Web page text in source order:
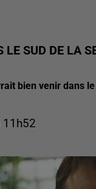
SUD DE LA
bien venir dans
11h52